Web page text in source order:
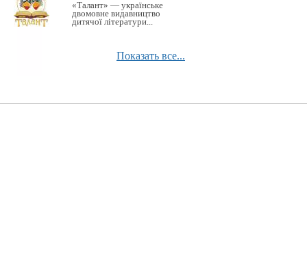
«Талант» — українське
двомовне видавництво
дитячої літератури...
Показать все...